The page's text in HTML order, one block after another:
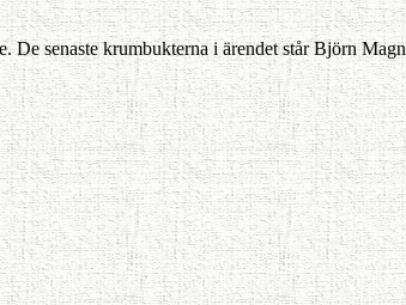
senaste krumbukterna i ärendet står Björn